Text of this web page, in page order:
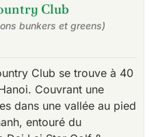
Club
bunkers et greens)
Club se trouve à 40
Couvrant une
dans une vallée au pied
entouré du